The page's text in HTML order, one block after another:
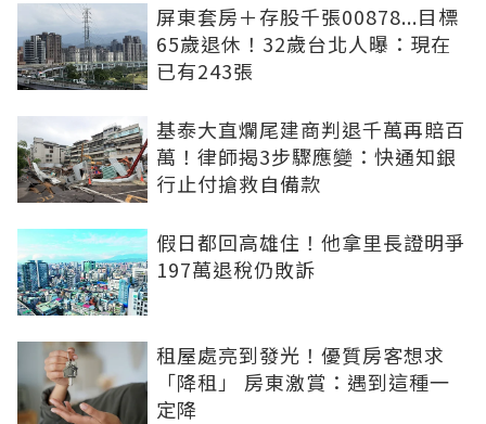
屏東套房＋存股千張00878...目標
65歲退休！32歲台北人曝：現在
已有243張
基泰大直爛尾建商判退千萬再賠百
萬！律師揭3步驟應變：快通知銀
行止付搶救自備款
假日都回高雄住！他拿里長證明爭
197萬退稅仍敗訴
租屋處亮到發光！優質房客想求
「降租」 房東激賞：遇到這種一
定降